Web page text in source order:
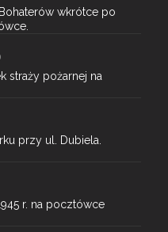
wkrótce po
straży pożarnej na
przy ul. Dubiela.
r. na pocztówce